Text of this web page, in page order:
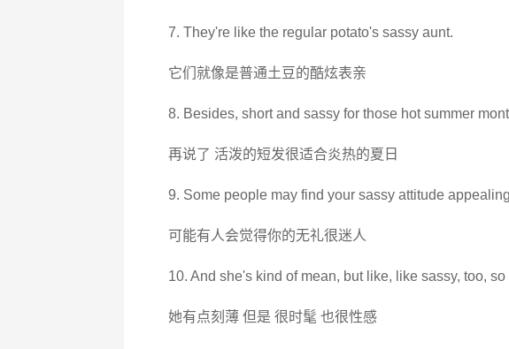
7. They're like the regular potato's sassy aunt.
它们就像是普通土豆的酷炫表亲
8. Besides, short and sassy for those hot summer
再说了 活泼的短发很适合炎热的夏日
9. Some people may find your sassy attitude
可能有人会觉得你的无礼很迷人
10. And she's kind of mean, but like, like sassy, too, so
她有点刻薄 但是 很时髦 也很性感